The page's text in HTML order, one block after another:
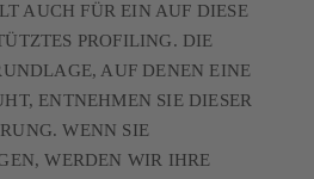
AUCH FÜR EIN AUF DIESE
PROFILING. DIE
AUF DENEN EINE
ENTNEHMEN SIE DIESER
WENN SIE
WERDEN WIR IHRE